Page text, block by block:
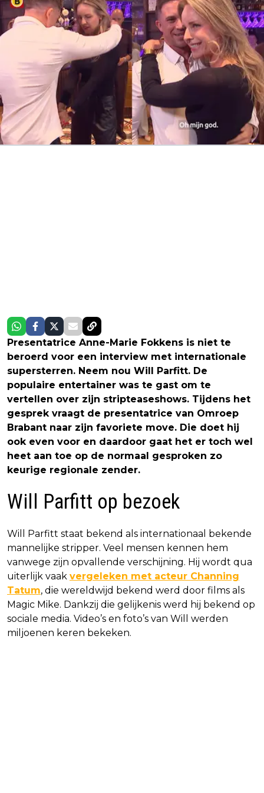
Presentatrice Anne-Marie Fokkens is niet te
beroerd voor een interview met internationale
supersterren. Neem nou Will Parfitt. De
populaire entertainer was te gast om te
vertellen over zijn stripteaseshows. Tijdens het
gesprek vraagt de presentatrice van Omroep
Brabant naar zijn favoriete move. Die doet hij
ook even voor en daardoor gaat het er toch wel
heet aan toe op de normaal gesproken zo
keurige regionale zender.
Will Parfitt op bezoek
Will Parfitt staat bekend als internationaal bekende
mannelijke stripper. Veel mensen kennen hem
vanwege zijn opvallende verschijning. Hij wordt qua
uiterlijk vaak vergeleken met acteur Channing
Tatum, die wereldwijd bekend werd door films als
Magic Mike. Dankzij die gelijkenis werd hij bekend op
sociale media. Video’s en foto’s van Will werden
miljoenen keren bekeken.